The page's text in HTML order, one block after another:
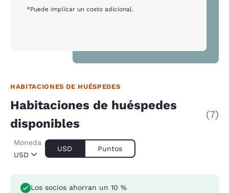
*Puede implicar un costo adicional.
HABITACIONES DE HUÉSPEDES
Habitaciones de huéspedes
disponibles
(7)
USD
Moneda
USD Puntos
Los socios ahorran un 10 %